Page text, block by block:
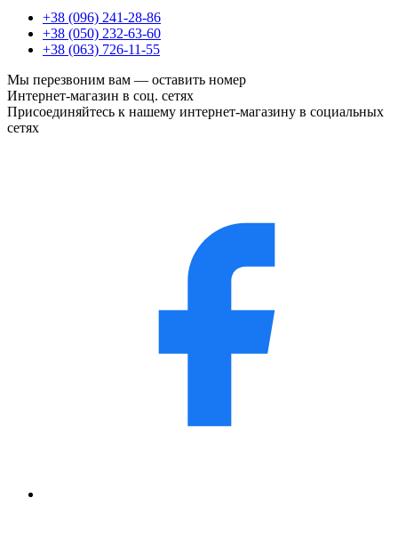
+38 (096) 241-28-86
+38 (050) 232-63-60
+38 (063) 726-11-55
Мы перезвоним вам — оставить номер
Интернет-магазин в соц. сетях
Присоединяйтесь к нашему интернет-магазину в социальных
сетях